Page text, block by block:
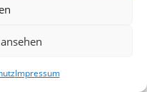
Impressum